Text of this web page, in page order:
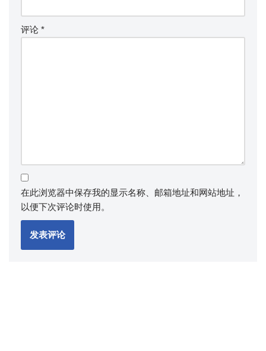
评论 *
在此浏览器中保存我的显示名称、邮箱地址和网站地址，
以便下次评论时使用。